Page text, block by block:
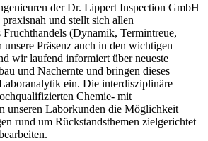
der Dr. Lippert Inspection GmbH
und stellt sich allen
Fruchthandels (Dynamik, Termintreue,
Präsenz auch in den wichtigen
wir laufend informiert über neueste
und Nachernte und bringen dieses
ein. Die interdisziplinäre
Chemie- mit
unseren Laborkunden die Möglichkeit
rund um Rückstandsthemen zielgerichtet